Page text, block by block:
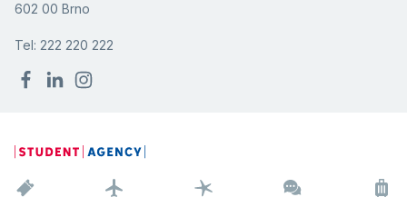
602 00 Brno
Tel: 222 220 222